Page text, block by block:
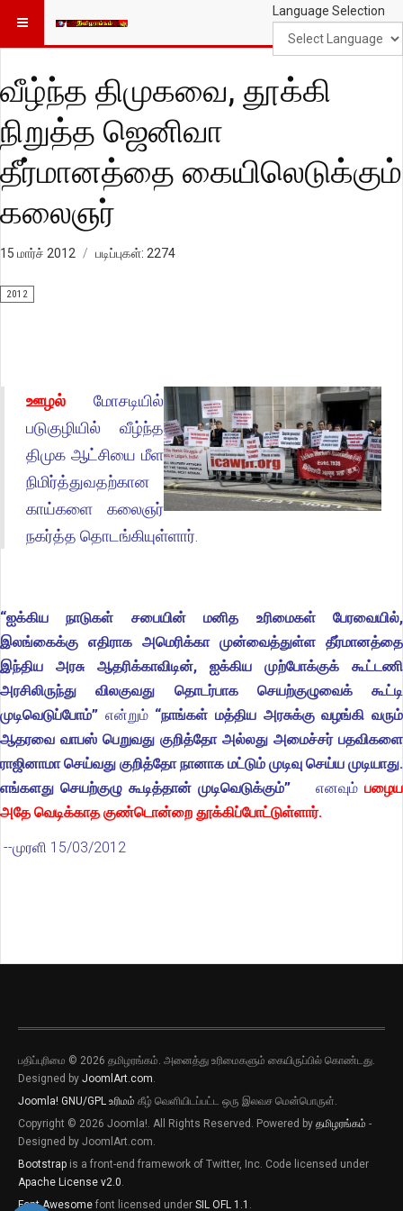
Language Selection
வீழ்ந்த திமுகவை, தூக்கி
நிறுத்த ஜெனிவா
தீர்மானத்தை கையிலெடுக்கும்
கலைஞர்
15 மார்ச் 2012 படிப்புகள்: 2274
2012
ஊழல் மோசடியில்
படுகுழியில் வீழ்ந்த
திமுக ஆட்சியை மீள
நிமிர்த்துவதற்கான
காய்களை கலைஞர்
நகர்த்த தொடங்கியுள்ளார்.
“ஐக்கிய நாடுகள் சபையின் மனித உரிமைகள் பேரவையில்,
இலங்கைக்கு எதிராக அமெரிக்கா முன்வைத்துள்ள தீர்மானத்தை
இந்திய அரசு ஆதரிக்காவிடின், ஐக்கிய முற்போக்குக் கூட்டணி
அரசிலிருந்து விலகுவது தொடர்பாக செயற்குழுவைக் கூட்டி
முடிவெடுப்போம்” என்றும் “நாங்கள் மத்திய அரசுக்கு வழங்கி வரும்
ஆதரவை வாபஸ் பெறுவது குறித்தோ அல்லது அமைச்சர் பதவிகளை
ராஜினாமா செய்வது குறித்தோ நானாக மட்டும் முடிவு செய்ய முடியாது.
எங்களது செயற்குழு கூடித்தான் முடிவெடுக்கும்” எனவும் பழைய
அதே வெடிக்காத குண்டொன்றை தூக்கிப்போட்டுள்ளார்.
--முரளி 15/03/2012
பதிப்புரிமை © 2026 தமிழரங்கம். அனைத்து உரிமைகளும் கையிருப்பில் கொண்டது.
Designed by JoomlArt.com.
Joomla! GNU/GPL உரிமம் கீழ் வெளியிடப்பட்ட ஒரு இலவச மென்பொருள்.
Copyright © 2026 Joomla!. All Rights Reserved. Powered by தமிழரங்கம் -
Designed by JoomlArt.com.
Bootstrap is a front-end framework of Twitter, Inc. Code licensed under
Apache License v2.0.
Font Awesome font licensed under SIL OFL 1.1 .